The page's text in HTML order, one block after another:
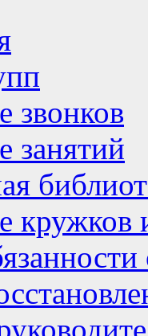
звонков
занятий
кружков